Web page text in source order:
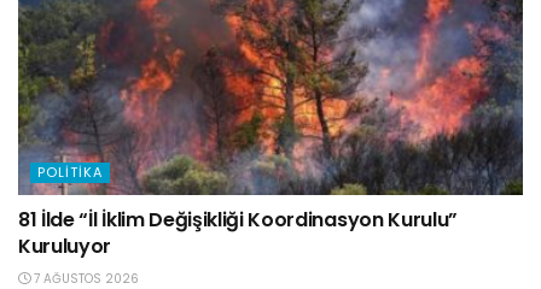
POLITIKA
81 İlde “İl İklim Değişikliği Koordinasyon Kurulu”
Kuruluyor
7 AĞUSTOS 2026